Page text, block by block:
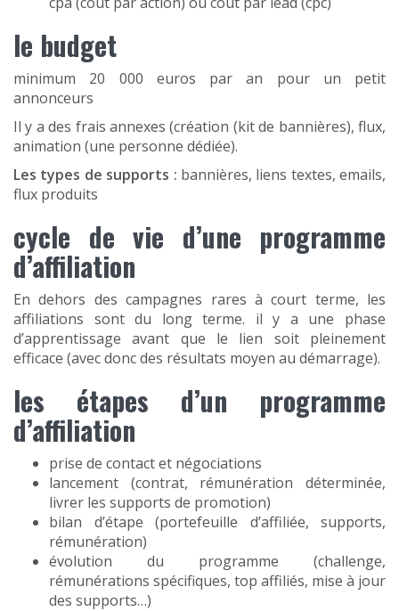
le budget
minimum 20 000 euros par an pour un petit
annonceurs
Il y a des frais annexes (création (kit de bannières), flux,
animation (une personne dédiée).
Les types de supports : bannières, liens textes, emails,
flux produits
cycle de vie d’une programme
d’affiliation
En dehors des campagnes rares à court terme, les
affiliations sont du long terme. il y a une phase
d’apprentissage avant que le lien soit pleinement
efficace (avec donc des résultats moyen au démarrage).
les étapes d’un programme
d’affiliation
prise de contact et négociations
lancement (contrat, rémunération déterminée,
livrer les supports de promotion)
bilan d’étape (portefeuille d’affiliée, supports,
rémunération)
évolution du programme (challenge,
rémunérations spécifiques, top affiliés, mise à jour
des supports…)